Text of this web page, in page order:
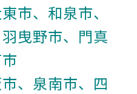
市、和泉市、
曳野市、門真
市
、泉南市、四